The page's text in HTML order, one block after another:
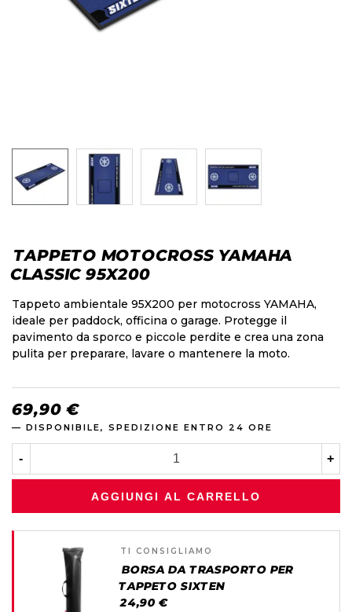
TAPPETO MOTOCROSS YAMAHA
CLASSIC 95X200
Tappeto ambientale 95X200 per motocross YAMAHA,
ideale per paddock, officina o garage. Protegge il
pavimento da sporco e piccole perdite e crea una zona
pulita per preparare, lavare o mantenere la moto.
69,90 €
— DISPONIBILE, SPEDIZIONE ENTRO 24 ORE
- +
AGGIUNGI AL CARRELLO
TI CONSIGLIAMO
BORSA DA TRASPORTO PER
TAPPETO SIXTEN
24,90 €